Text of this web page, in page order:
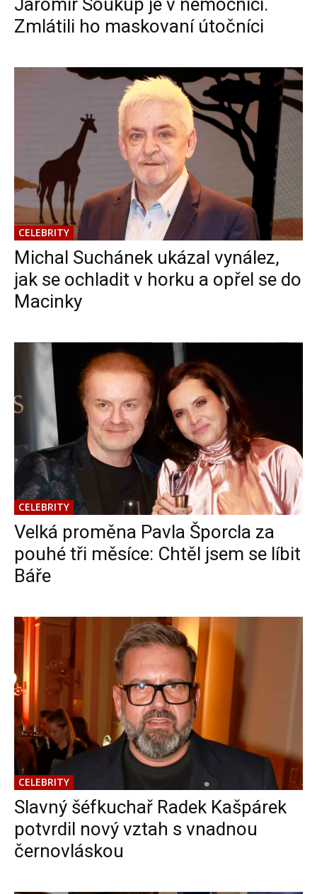
Zmlátili ho maskovaní útočníci
CELEBRITY
Michal Suchánek ukázal vynález,
jak se ochladit v horku a opřel se do
Macinky
CELEBRITY
Velká proměna Pavla Šporcla za
pouhé tři měsíce: Chtěl jsem se líbit
Báře
CELEBRITY
Slavný šéfkuchař Radek Kašpárek
potvrdil nový vztah s vnadnou
černovláskou